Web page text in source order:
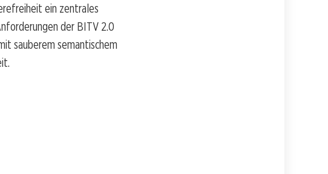
ein zentrales
der BITV 2.0
sauberem semantischem